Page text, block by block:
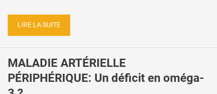
LIRE LA SUITE
MALADIE ARTÉRIELLE
PÉRIPHÉRIQUE: Un déficit en oméga-